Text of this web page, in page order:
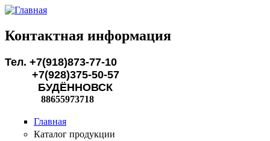
Перейти к основному содержанию
Контактная информация
Тел. +7(918)873-77-10
+7(928)375-50-57
БУДЁННОВСК
88655973718
Главная
Каталог продукции